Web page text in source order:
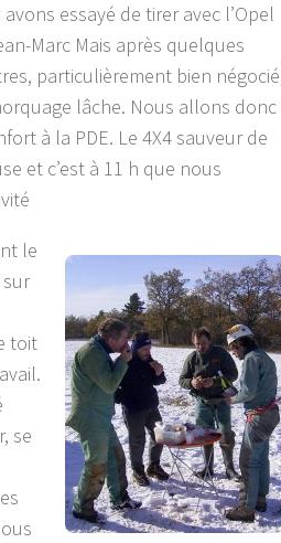
essayé de tirer avec l’Opel
Marc Mais après quelques
particulièrement bien
lâche. Nous allons donc
à la PDE. Le 4X4 sauveur de
et c’est à 11 h que nous
le
toit
se